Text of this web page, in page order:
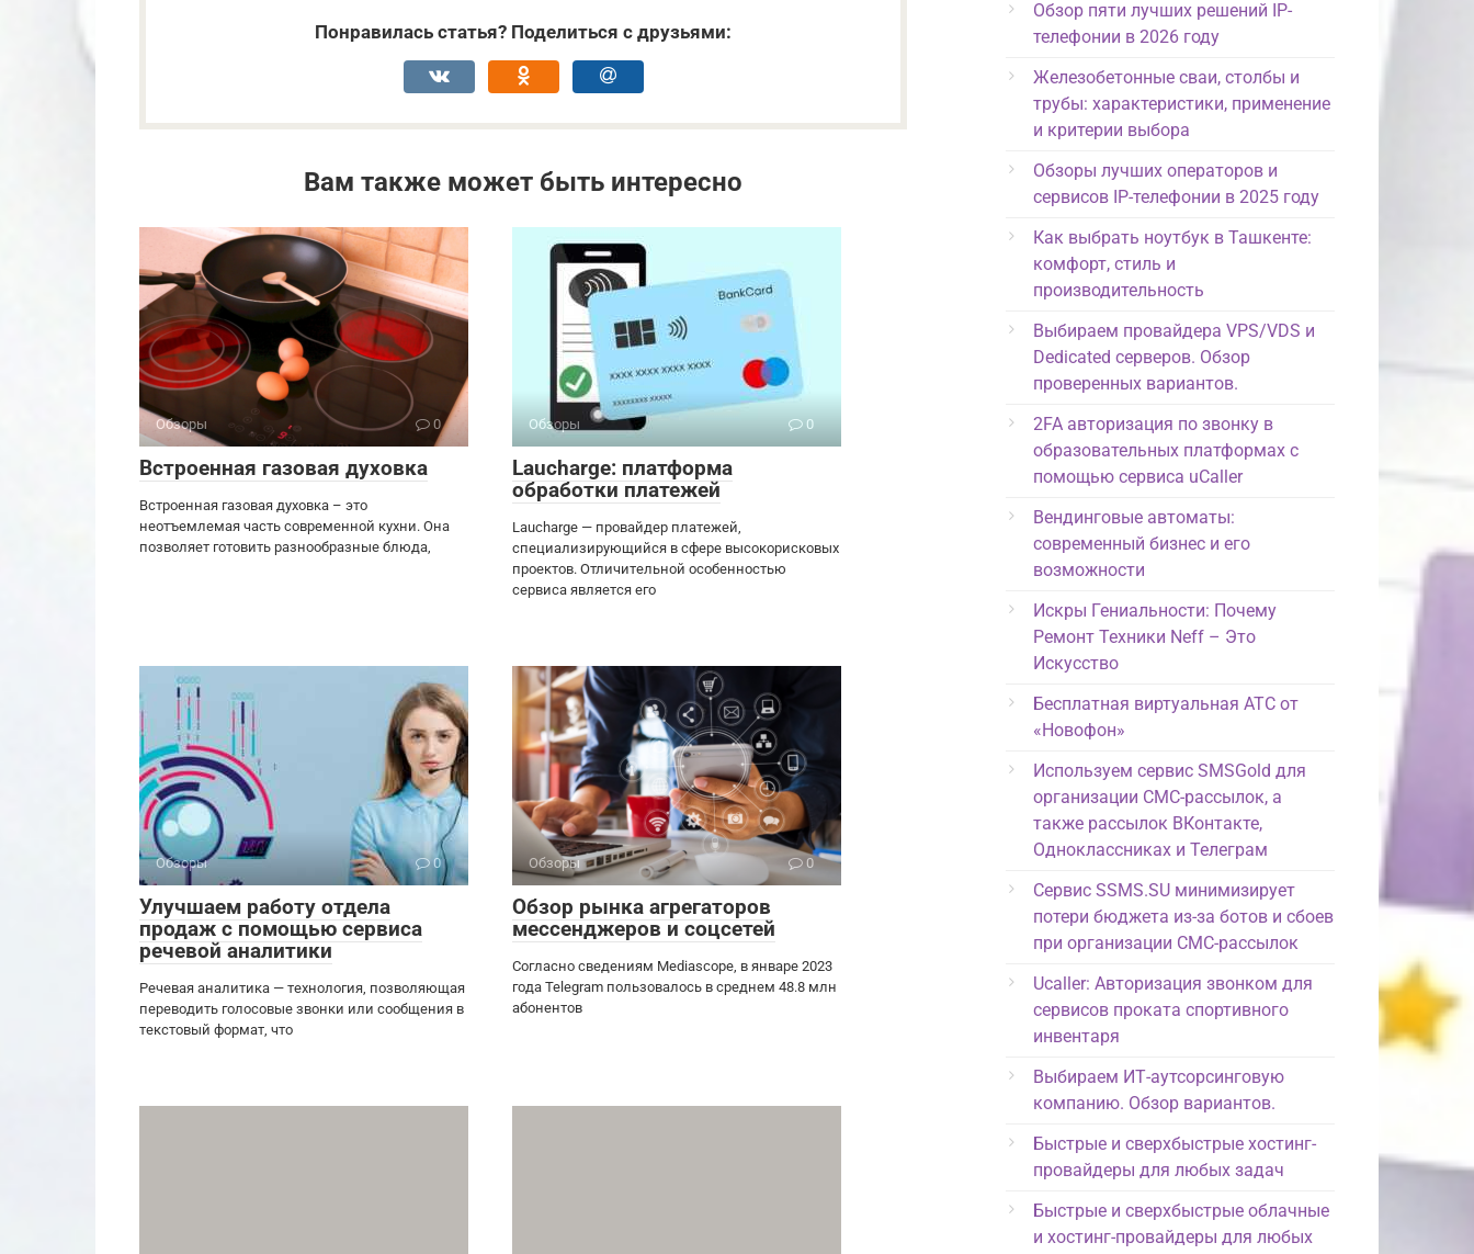
Понравилась статья? Поделиться с друзьями:
Вам также может быть интересно
Обзоры 0
Встроенная газовая духовка
Встроенная газовая духовка – это
неотъемлемая часть современной кухни. Она
позволяет готовить разнообразные блюда,
Обзоры 0
Laucharge: платформа
обработки платежей
Laucharge — провайдер платежей,
специализирующийся в сфере высокорисковых
проектов. Отличительной особенностью
сервиса является его
Обзоры 0
Улучшаем работу отдела
продаж с помощью сервиса
речевой аналитики
Речевая аналитика — технология, позволяющая
переводить голосовые звонки или сообщения в
текстовый формат, что
Обзоры 0
Обзор рынка агрегаторов
мессенджеров и соцсетей
Согласно сведениям Mediascope, в январе 2023
года Telegram пользовалось в среднем 48.8 млн
абонентов
Обзор пяти лучших решений IP-
телефонии в 2026 году
Железобетонные сваи, столбы и
трубы: характеристики, применение
и критерии выбора
Обзоры лучших операторов и
сервисов IP-телефонии в 2025 году
Как выбрать ноутбук в Ташкенте:
комфорт, стиль и
производительность
Выбираем провайдера VPS/VDS и
Dedicated серверов. Обзор
проверенных вариантов.
2FA авторизация по звонку в
образовательных платформах с
помощью сервиса uCaller
Вендинговые автоматы:
современный бизнес и его
возможности
Искры Гениальности: Почему
Ремонт Техники Neff – Это
Искусство
Бесплатная виртуальная АТС от
«Новофон»
Используем сервис SMSGold для
организации СМС-рассылок, а
также рассылок ВКонтакте,
Одноклассниках и Телеграм
Сервис SSMS.SU минимизирует
потери бюджета из-за ботов и сбоев
при организации СМС-рассылок
Ucaller: Авторизация звонком для
сервисов проката спортивного
инвентаря
Выбираем ИТ-аутсорсинговую
компанию. Обзор вариантов.
Быстрые и сверхбыстрые хостинг-
провайдеры для любых задач
Быстрые и сверхбыстрые облачные
и хостинг-провайдеры для любых